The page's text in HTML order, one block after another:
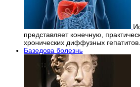
представляет конечную,
хронических диффузных
Базедова болезнь